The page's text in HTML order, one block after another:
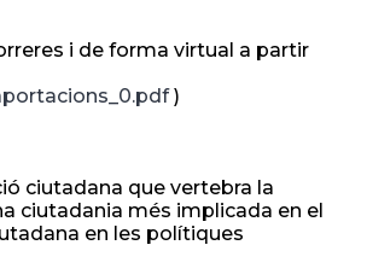
i de forma virtual a partir
)
ciutadana que vertebra la
ciutadania més implicada en el
en les polítiques